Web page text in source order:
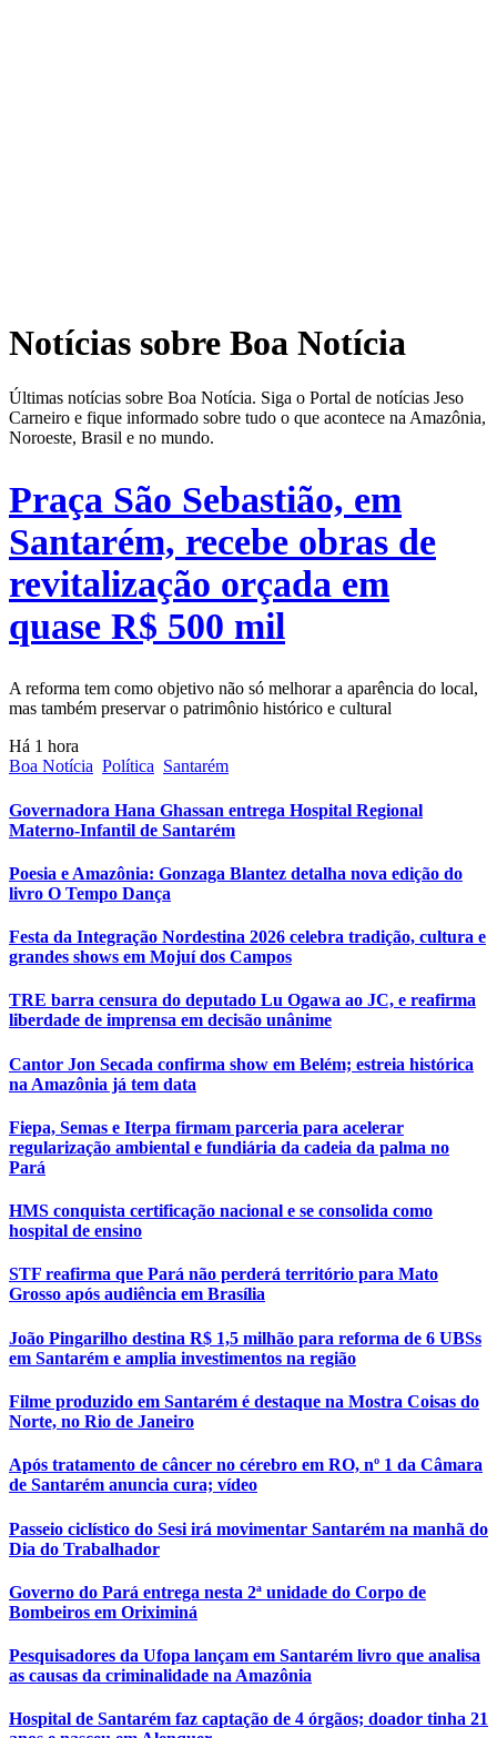
Notícias sobre Boa Notícia
Últimas notícias sobre Boa Notícia. Siga o Portal de notícias Jeso
Carneiro e fique informado sobre tudo o que acontece na Amazônia,
Noroeste, Brasil e no mundo.
Praça São Sebastião, em
Santarém, recebe obras de
revitalização orçada em
quase R$ 500 mil
A reforma tem como objetivo não só melhorar a aparência do local,
mas também preservar o patrimônio histórico e cultural
Há 1 hora
Boa Notícia Política Santarém
Governadora Hana Ghassan entrega Hospital Regional
Materno-Infantil de Santarém
Poesia e Amazônia: Gonzaga Blantez detalha nova edição do
livro O Tempo Dança
Festa da Integração Nordestina 2026 celebra tradição, cultura e
grandes shows em Mojuí dos Campos
TRE barra censura do deputado Lu Ogawa ao JC, e reafirma
liberdade de imprensa em decisão unânime
Cantor Jon Secada confirma show em Belém; estreia histórica
na Amazônia já tem data
Fiepa, Semas e Iterpa firmam parceria para acelerar
regularização ambiental e fundiária da cadeia da palma no
Pará
HMS conquista certificação nacional e se consolida como
hospital de ensino
STF reafirma que Pará não perderá território para Mato
Grosso após audiência em Brasília
João Pingarilho destina R$ 1,5 milhão para reforma de 6 UBSs
em Santarém e amplia investimentos na região
Filme produzido em Santarém é destaque na Mostra Coisas do
Norte, no Rio de Janeiro
Após tratamento de câncer no cérebro em RO, nº 1 da Câmara
de Santarém anuncia cura; vídeo
Passeio ciclístico do Sesi irá movimentar Santarém na manhã do
Dia do Trabalhador
Governo do Pará entrega nesta 2ª unidade do Corpo de
Bombeiros em Oriximiná
Pesquisadores da Ufopa lançam em Santarém livro que analisa
as causas da criminalidade na Amazônia
Hospital de Santarém faz captação de 4 órgãos; doador tinha 21